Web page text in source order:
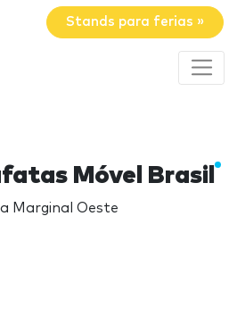
Stands para ferias »
Móvel Brasil
Marginal Oeste